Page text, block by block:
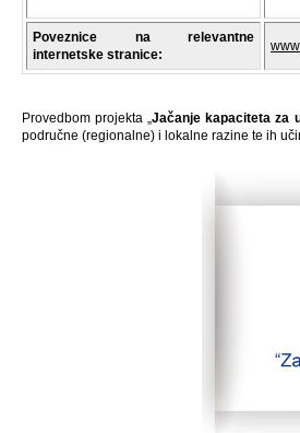
Poveznice na relevantne
internetske stranice:
Provedbom projekta „Jačanje kapaciteta za
područne (regionalne) i lokalne razine te ih